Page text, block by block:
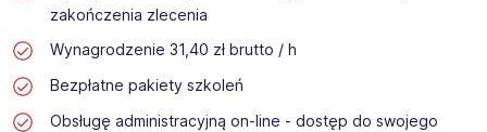
zakończenia zlecenia
Wynagrodzenie 31,40 zł brutto / h
Bezpłatne pakiety szkoleń
Obsługę administracyjną on-line - dostęp do swojego